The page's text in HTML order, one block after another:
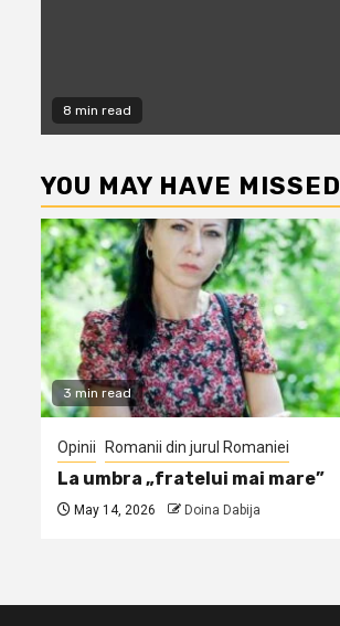
8 min read
YOU MAY HAVE MISSED
3 min read
Opinii Romanii din jurul Romaniei
La umbra „fratelui mai mare”
May 14, 2026 Doina Dabija